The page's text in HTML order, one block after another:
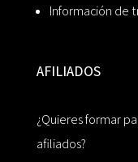
Información de
AFILIADOS
¿Quieres formar
afiliados?